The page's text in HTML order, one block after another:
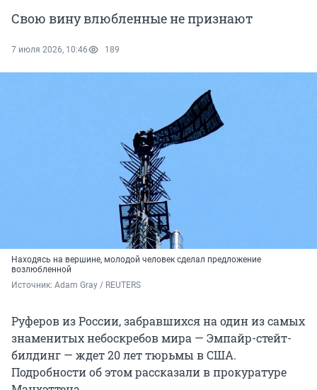
Свою вину влюбленные не признают
7 июля 2026, 10:46 189
Находясь на вершине, молодой человек сделал предложение
возлюбленной
Источник: Adam Gray / REUTERS
Руферов из России, забравшихся на один из самых
знаменитых небоскребов мира — Эмпайр-стейт-
билдинг — ждет 20 лет тюрьмы в США.
Подробности об этом рассказали в прокуратуре